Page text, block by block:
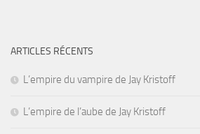
ARTICLES RÉCENTS
L’empire du vampire de Jay Kristoff
L’empire de l’aube de Jay Kristoff